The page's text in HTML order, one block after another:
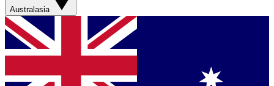
Australasia